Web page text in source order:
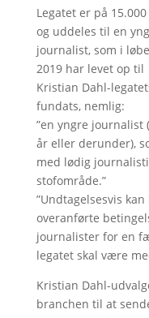
Legatet er på
og uddeles til en
journalist, som i
2019 har levet op til
Kristian Dahl-
fundats, nemlig:
”en yngre journalist
år eller derunder),
med lødig
stofområde.”
”Undtagelsesvis
overanførte
journalister for en
legatet skal være
Kristian Dahl-
branchen til at